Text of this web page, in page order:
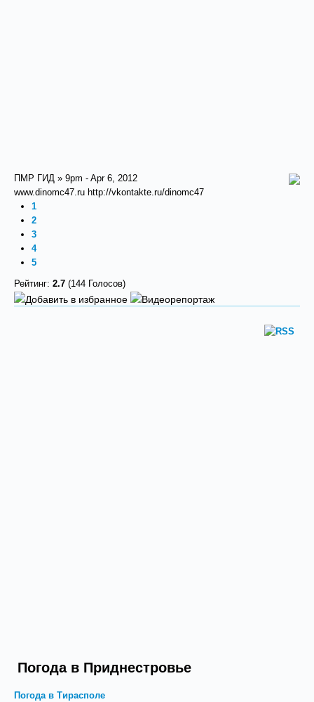
ПМР ГИД » 9pm - Apr 6, 2012
www.dinomc47.ru http://vkontakte.ru/dinomc47
1
2
3
4
5
Рейтинг: 2.7 (144 Голосов)
Погода в Приднестровье
Погода в Тирасполе